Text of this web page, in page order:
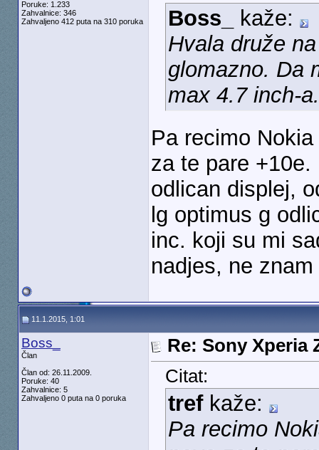
Poruke: 1.233
Zahvalnice: 346
Zahvaljeno 412 puta na 310 poruka
Boss_
kaže:
Hvala druže
glomazno. Da
max 4.7 inch-
Pa recimo
za te pare
odlican displej,
lg optimus g
inc. koji su mi
nadjes, ne
11.1.2015, 1:01
Boss_
Član
Član od: 26.11.2009.
Poruke: 40
Zahvalnice: 5
Zahvaljeno 0 puta na 0 poruka
Re: Sony Xperia
Citat:
trefkaže:
Pa recimo